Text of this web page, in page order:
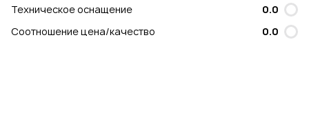
Техническое оснащение
0.0
Соотношение цена/качество
0.0